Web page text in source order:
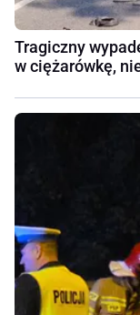
Tragiczny
w ciężarówkę,